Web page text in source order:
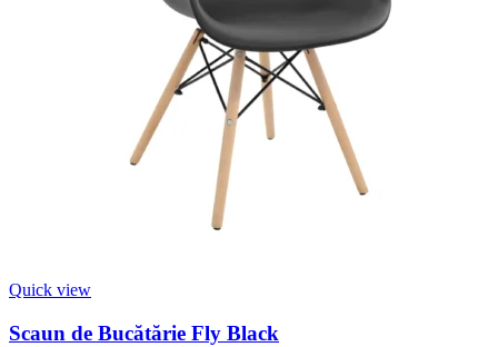
Quick view
Scaun de Bucătărie Fly Black